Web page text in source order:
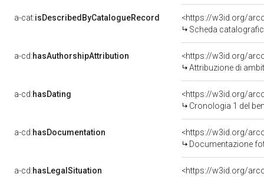
a-cat:isDescribedByCatalogueRecord
<https://w3id.org/
Scheda
a-cd:hasAuthorshipAttribution
Attribuzione di
a-cd:hasDating
<https://w3id.org/
Cronologia 1 del
a-cd:hasDocumentation
Documentazione
a-cd:hasLegalSituation